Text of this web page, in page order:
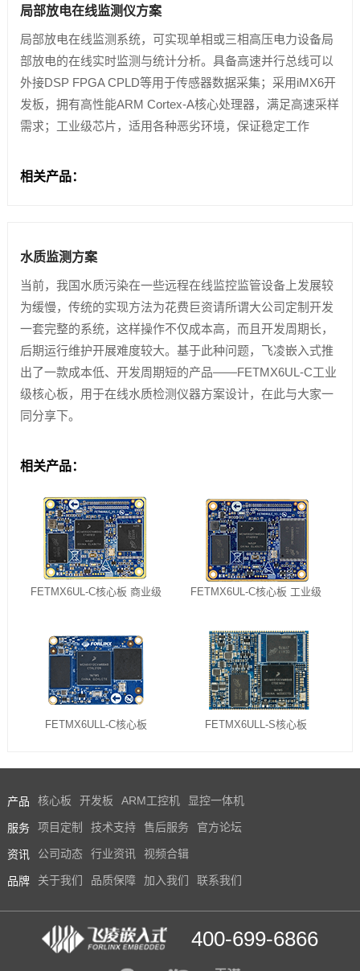
局部放电在线监测仪方案
局部放电在线监测系统，可实现单相或三相高压电力设备局
部放电的在线实时监测与统计分析。具备高速并行总线可以
外接DSP FPGA CPLD等用于传感器数据采集；采用iMX6开
发板，拥有高性能ARM Cortex-A核心处理器，满足高速采样
需求；工业级芯片，适用各种恶劣环境，保证稳定工作
相关产品：
水质监测方案
当前，我国水质污染在一些远程在线监控监管设备上发展较
为缓慢，传统的实现方法为花费巨资请所谓大公司定制开发
一套完整的系统，这样操作不仅成本高，而且开发周期长，
后期运行维护开展难度较大。基于此种问题，飞凌嵌入式推
出了一款成本低、开发周期短的产品——FETMX6UL-C工业
级核心板，用于在线水质检测仪器方案设计​，在此与大家一
同分享下。
相关产品：
FETMX6UL-C核心板 商业级 FETMX6UL-C核心板 工业级
FETMX6ULL-C核心板 FETMX6ULL-S核心板
产品 核心板 开发板 ARM工控机 显控一体机
服务 项目定制 技术支持 售后服务 官方论坛
资讯 公司动态 行业资讯 视频合辑
品牌 关于我们 品质保障 加入我们 联系我们
400-699-6866